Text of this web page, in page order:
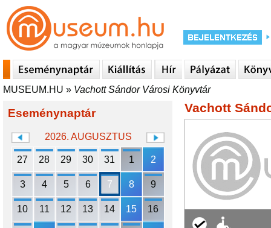
MUSEUM.HU » Vachott Sándor Városi Könyvtár
Eseménynaptár
2026. AUGUSZTUS
27 28 29 30 31 1 2
3 4 5 6 7 8 9
10 11 12 13 14 15 16
Vachott